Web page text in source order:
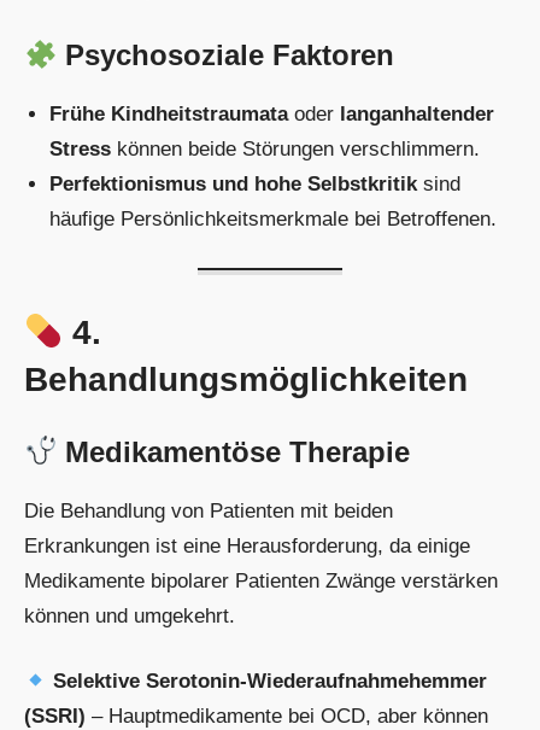
Psychosoziale Faktoren
Frühe Kindheitstraumataoder langanhaltender
Stress können beide Störungen verschlimmern.
Perfektionismus und hohe Selbstkritiksind
häufige Persönlichkeitsmerkmale bei Betroffenen.
4.
Behandlungsmöglichkeiten
Medikamentöse Therapie
Die Behandlung von Patienten mit beiden
Erkrankungen ist eine Herausforderung, da einige
Medikamente bipolarer Patienten Zwänge verstärken
können und umgekehrt.
Selektive Serotonin-Wiederaufnahmehemmer
(SSRI) – Hauptmedikamente bei OCD, aber können